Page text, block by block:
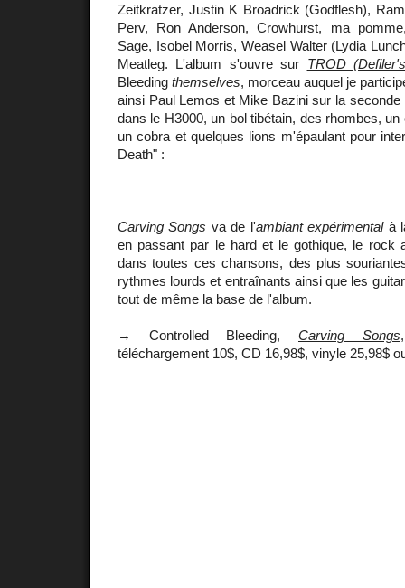
Zeitkratzer, Justin K Broadrick (Godflesh),
Perv, Ron Anderson, Crowhurst, ma
Sage, Isobel Morris, Weasel Walter (Lydia
Meatleg. L'album s'ouvre sur TROD
Bleeding themselves, morceau auquel je
ainsi Paul Lemos et Mike Bazini sur la
dans le H3000, un bol tibétain, des rhombes,
un cobra et quelques lions m'épaulant pour
Death" :
Carving Songs va de l'ambiant expérimentalà
en passant par le hard et le gothique, le rock
dans toutes ces chansons, des plus
rythmes lourds et entraînants ainsi que les
tout de même la base de l'album.
→ Controlled Bleeding, Carving Songs
téléchargement 10$, CD 16,98$, vinyle 25,98$